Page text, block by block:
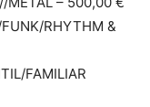
FUNK/RHYTHM &
FAMILIAR